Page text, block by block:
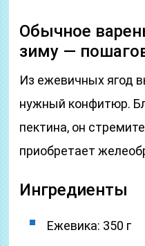
Обычное
зиму —
Из ежевичных ягод
нужный конфитюр.
пектина, он
приобретает
Ингредиенты
Ежевика: 350 г